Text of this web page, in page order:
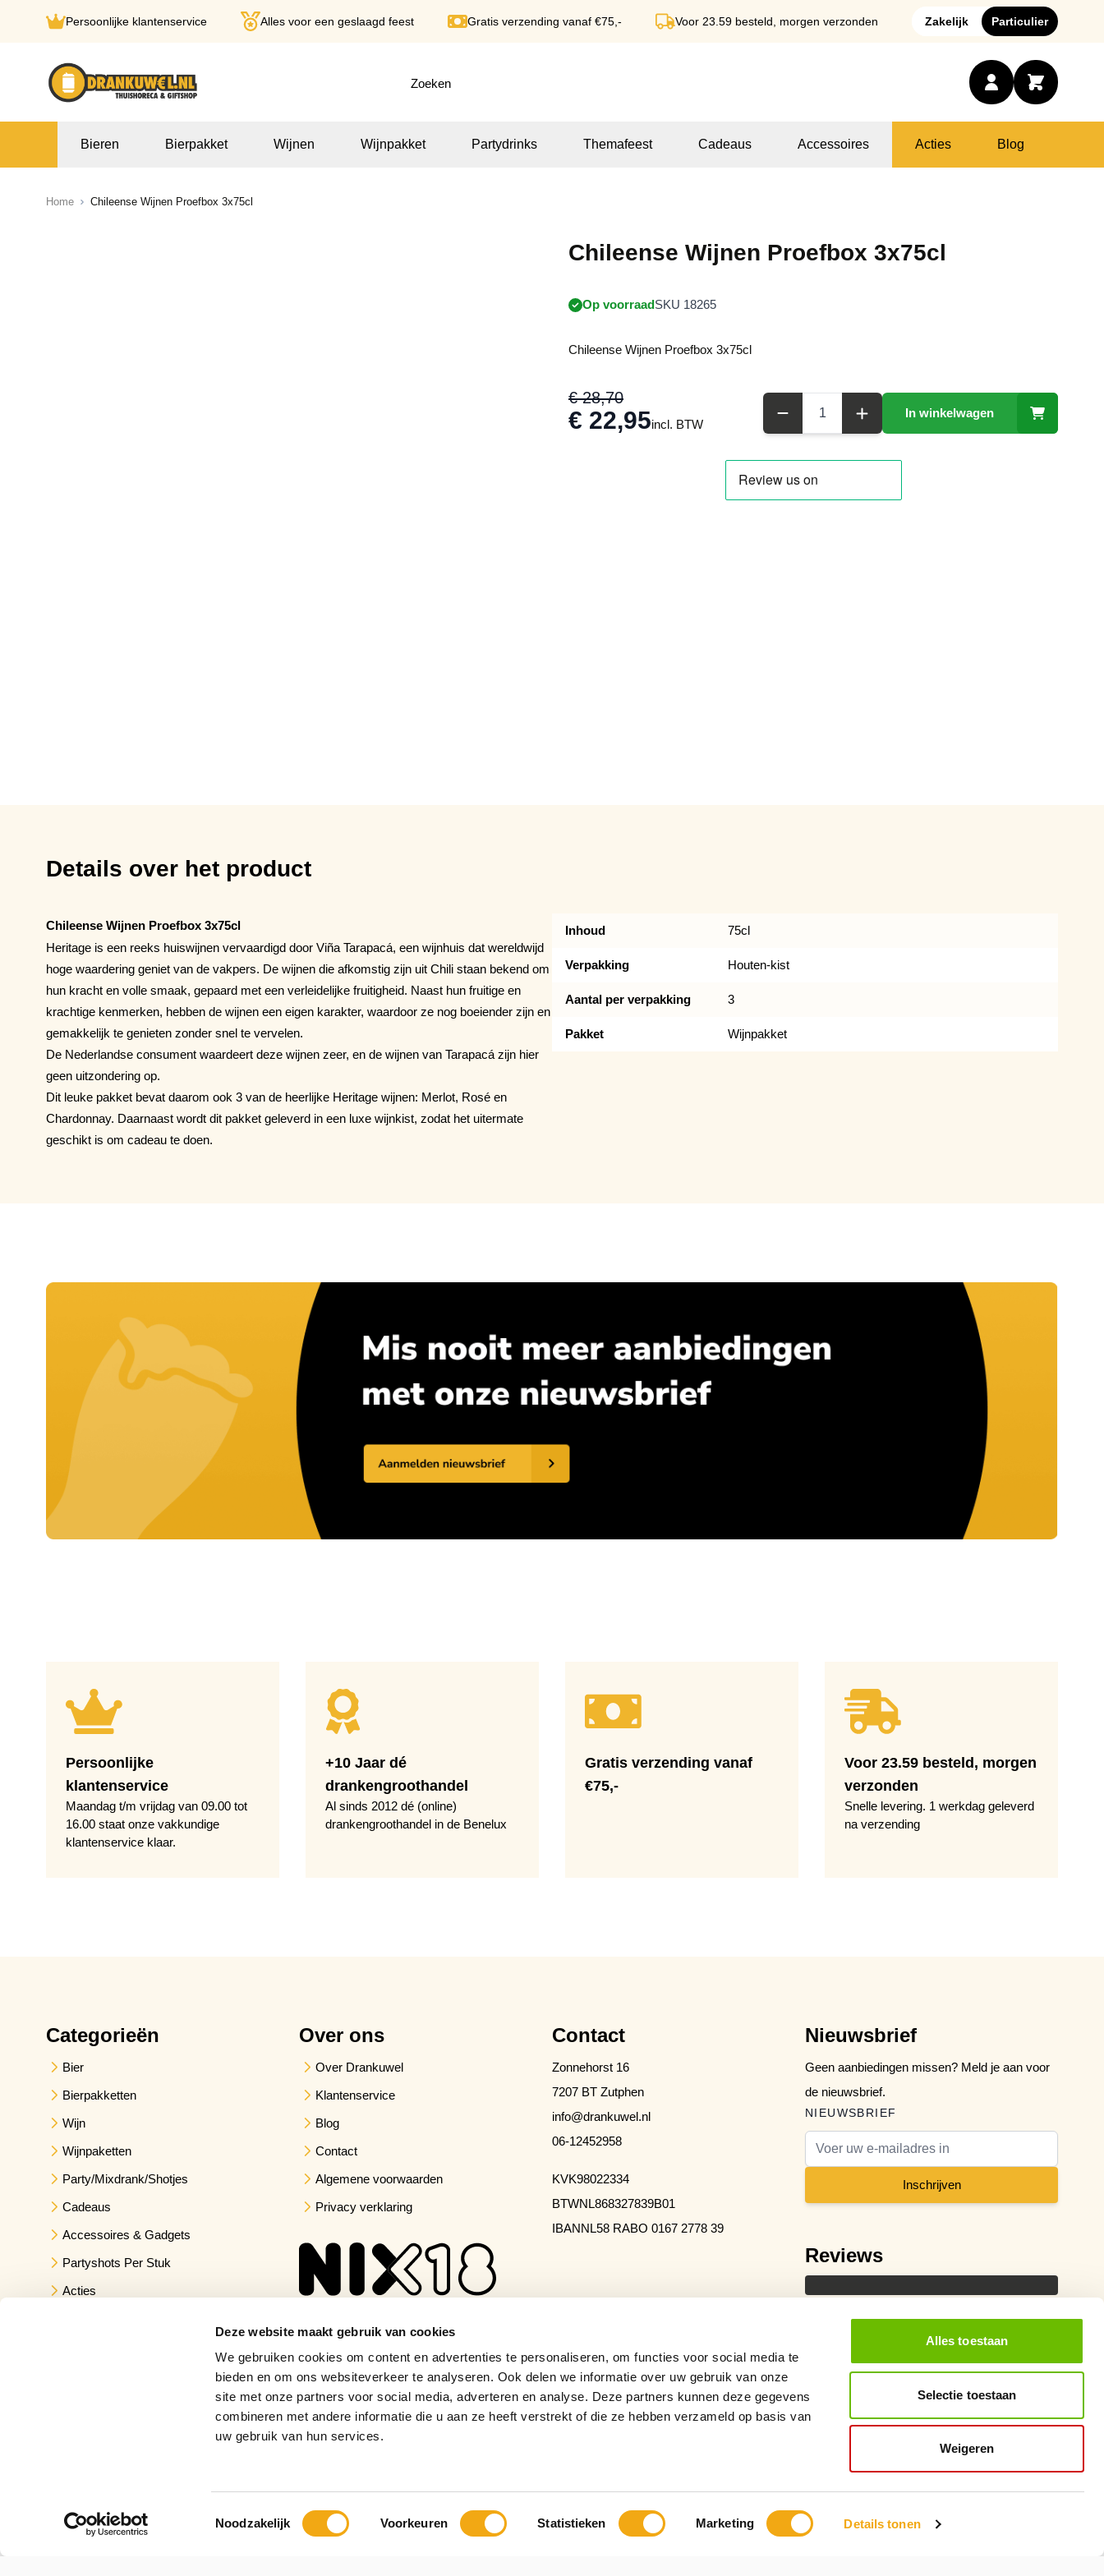
Deze website maakt gebruik van cookies
We gebruiken cookies om content en advertenties te personaliseren, om functies voor social media te
bieden en om ons websiteverkeer te analyseren. Ook delen we informatie over uw gebruik van onze
site met onze partners voor social media, adverteren en analyse. Deze partners kunnen deze gegevens
combineren met andere informatie die u aan ze heeft verstrekt of die ze hebben verzameld op basis van
uw gebruik van hun services.
Toestemmingsselectie
Noodzakelijk Voorkeuren Statistieken Marketing Details tonen
Alles toestaan
Selectie toestaan
Weigeren
Persoonlijke klantenservice Alles voor een geslaagd feest Gratis verzending vanaf €75,- Voor 23.59 besteld, morgen verzonden Zakelijk Particulier
Bieren Bierpakket Wijnen Wijnpakket Partydrinks Themafeest Cadeaus Accessoires Acties Blog
Home Chileense Wijnen Proefbox 3x75cl
Chileense Wijnen Proefbox 3x75cl
Op voorraadSKU 18265
Chileense Wijnen Proefbox 3x75cl
€ 28,70
€ 22,95incl. BTW
In winkelwagen
Details over het product
Chileense Wijnen Proefbox 3x75cl
Heritage is een reeks huiswijnen vervaardigd door Viña Tarapacá, een wijnhuis dat wereldwijd
hoge waardering geniet van de vakpers. De wijnen die afkomstig zijn uit Chili staan bekend om
hun kracht en volle smaak, gepaard met een verleidelijke fruitigheid. Naast hun fruitige en
krachtige kenmerken, hebben de wijnen een eigen karakter, waardoor ze nog boeiender zijn en
gemakkelijk te genieten zonder snel te vervelen.
De Nederlandse consument waardeert deze wijnen zeer, en de wijnen van Tarapacá zijn hier
geen uitzondering op.
Dit leuke pakket bevat daarom ook 3 van de heerlijke Heritage wijnen: Merlot, Rosé en
Chardonnay. Daarnaast wordt dit pakket geleverd in een luxe wijnkist, zodat het uitermate
geschikt is om cadeau te doen.
Inhoud 75cl
Verpakking Houten-kist
Aantal per verpakking 3
Pakket Wijnpakket
Persoonlijke
klantenservice
Maandag t/m vrijdag van 09.00 tot
16.00 staat onze vakkundige
klantenservice klaar.
+10 Jaar dé
drankengroothandel
Al sinds 2012 dé (online)
drankengroothandel in de Benelux
Gratis verzending vanaf
€75,-
Voor 23.59 besteld, morgen
verzonden
Snelle levering. 1 werkdag geleverd
na verzending
Categorieën
Bier
Bierpakketten
Wijn
Wijnpaketten
Party/Mixdrank/Shotjes
Cadeaus
Accessoires & Gadgets
Partyshots Per Stuk
Acties
Over ons
Over Drankuwel
Klantenservice
Blog
Contact
Algemene voorwaarden
Privacy verklaring
Contact
Zonnehorst 16
7207 BT Zutphen
info@drankuwel.nl
06-12452958
KVK98022334
BTWNL868327839B01
IBANNL58 RABO 0167 2778 39
Nieuwsbrief
Geen aanbiedingen missen? Meld je aan voor
de nieuwsbrief.
NIEUWSBRIEF
E-mail adres
Inschrijven
Reviews